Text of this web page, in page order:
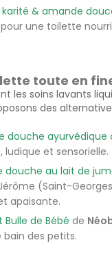
karité & amande
une toilette
toute en
les soins lavants
des
douche ayurvédique
, ludique et sensorielle.
douche au lait de
(Saint-
apaisante.
Bulle de Bébé de
bain des petits.